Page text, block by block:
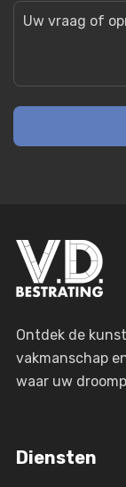
Ontdek de
vakmanschap
waar uw
Diensten